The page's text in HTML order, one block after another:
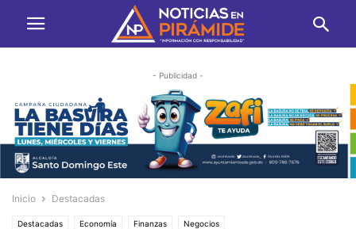
- Publicidad -
Inicio Destacadas
Destacadas Economía Finanzas Negocios